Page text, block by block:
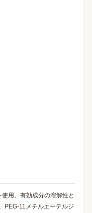
用。有効成分の溶解性と
PEG-11メチルエーテルジ